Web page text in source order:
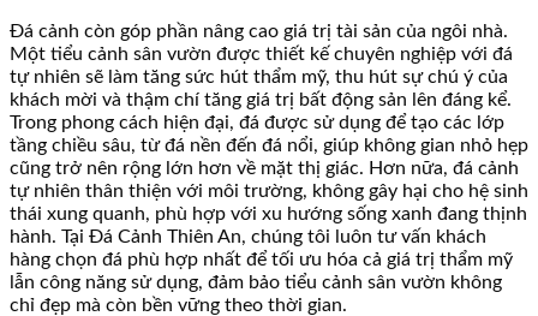
Đá cảnh còn góp phần nâng cao giá trị tài sản của ngôi nhà.
Một tiểu cảnh sân vườn được thiết kế chuyên nghiệp với đá
tự nhiên sẽ làm tăng sức hút thẩm mỹ, thu hút sự chú ý của
khách mời và thậm chí tăng giá trị bất động sản lên đáng kể.
Trong phong cách hiện đại, đá được sử dụng để tạo các lớp
tầng chiều sâu, từ đá nền đến đá nổi, giúp không gian nhỏ hẹp
cũng trở nên rộng lớn hơn về mặt thị giác. Hơn nữa, đá cảnh
tự nhiên thân thiện với môi trường, không gây hại cho hệ sinh
thái xung quanh, phù hợp với xu hướng sống xanh đang thịnh
hành. Tại Đá Cảnh Thiên An, chúng tôi luôn tư vấn khách
hàng chọn đá phù hợp nhất để tối ưu hóa cả giá trị thẩm mỹ
lẫn công năng sử dụng, đảm bảo tiểu cảnh sân vườn không
chỉ đẹp mà còn bền vững theo thời gian.